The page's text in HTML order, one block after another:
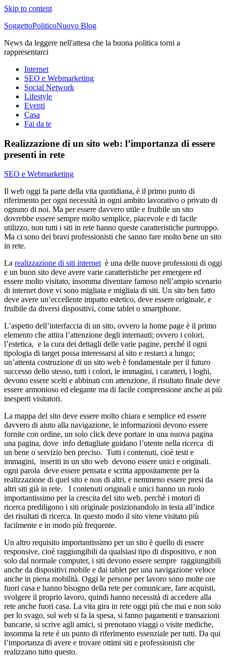
Skip to content
SoggettoPoliticoNuovo Blog
News da leggere nell'attesa che la buona politica torni a
rappresentarci
Internet
SEO e Webmarketing
Social Network
Lifestyle
Eventi
Casa
Fai da te
Realizzazione di un sito web: l’importanza di essere
presenti in rete
SEO e Webmarketing
Il web oggi fa parte della vita quotidiana, è il primo punto di
riferimento per ogni necessità in ogni ambito lavorativo o privato di
ognuno di noi. Ma per essere davvero utile e fruibile un sito
dovrebbe essere sempre molto semplice, piacevole e di facile
utilizzo, non tutti i siti in rete hanno queste caratteristiche purtroppo.
Ma ci sono dei bravi professionisti che sanno fare molto bene un sito
in rete.
La realizzazione di siti internetè una delle nuove professioni di oggi
e un buon sito deve avere varie caratteristiche per emergere ed
essere molto visitato, insomma diventare famoso nell’ampio scenario
di internet dove vi sono migliaia e migliaia di siti. Un sito ben fatto
deve avere un’eccellente impatto estetico, deve essere originale, e
fruibile da diversi dispositivi, come tablet o smartphone.
L’aspetto dell’interfaccia di un sito, ovvero la home page è il primo
elemento che attira l’attenzione degli internauti; ovvero i colori,
l’estetica, e la cura dei dettagli delle varie pagine, perché il ogni
tipologia di target possa interessarsi al sito e restarci a lungo;
un’attenta costruzione di un sito web è fondamentale per il futuro
successo dello stesso, tutti i colori, le immagini, i caratteri, i loghi,
devono essere scelti e abbinati con attenzione, il risultato finale deve
essere armonioso ed elegante ma di facile comprensione anche ai più
inesperti visitatori.
La mappa del sito deve essere molto chiara e semplice ed essere
davvero di aiuto alla navigazione, le informazioni devono essere
fornite con ordine, un solo click deve portare in una nuova pagina
una pagina, dove info dettagliate guidano l’utente nella ricerca di
un bene o servizio ben preciso. Tutti i contenuti, cioè testi e
immagini, inseriti in un sito web devono essere unici e originali.
ogni parola deve essere pensata e scritta appositamente per la
realizzazione di quel sito e non di altri, e nemmeno essere presi da
altri siti già in rete. I contenuti originali e unici hanno un ruolo
importantissimo per la crescita del sito web, perchè i motori di
ricerca prediligono i siti originale posizionandolo in testa all’indice
dei risultati di ricerca. In questo modo il sito viene visitato più
facilmente e in modo più frequente.
Un altro requisito importantissimo per un sito è quello di essere
responsive, cioè raggiungibili da qualsiasi tipo di dispositivo, e non
solo dal normale computer, i siti devono essere sempre raggiungibili
anche da dispositivi mobile e dai tablet per una navigazione veloce
anche in piena mobilità. Oggi le persone per lavoro sono molte ore
fuori casa e hanno bisogno della rete per comunicare, fare acquisti,
svolgere il proprio lavoro, quindi hanno necessità di accedere alla
rete anche fuori casa. La vita gira in rete oggi più che mai e non solo
per lo svago, sul web si fa la spesa, si fanno pagamenti e transazioni
bancarie, si scrive agli amici, si prenotano viaggi o visite mediche,
insomma la rete è un punto di riferimento essenziale per tutti. Da qui
l’importanza di avere e trovare ottimi siti e professionisti che
realizzano tutto questo.